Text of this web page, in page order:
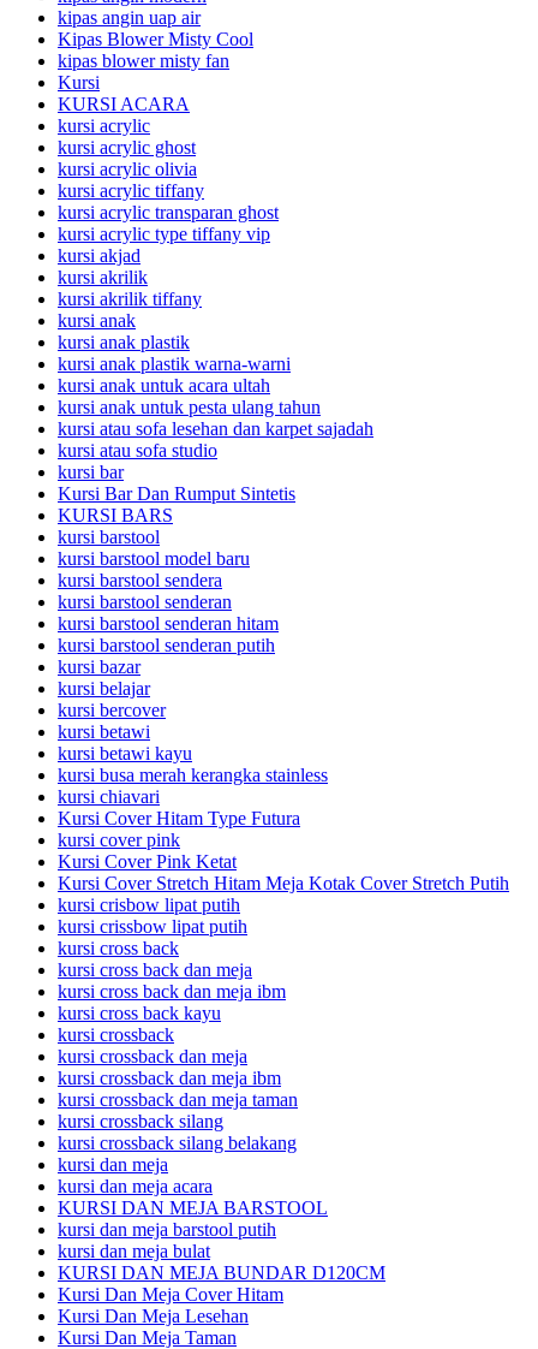
kipas angin uap air
Kipas Blower Misty Cool
kipas blower misty fan
Kursi
KURSI ACARA
kursi acrylic
kursi acrylic ghost
kursi acrylic olivia
kursi acrylic tiffany
kursi acrylic transparan ghost
kursi acrylic type tiffany vip
kursi akjad
kursi akrilik
kursi akrilik tiffany
kursi anak
kursi anak plastik
kursi anak plastik warna-warni
kursi anak untuk acara ultah
kursi anak untuk pesta ulang tahun
kursi atau sofa lesehan dan karpet sajadah
kursi atau sofa studio
kursi bar
Kursi Bar Dan Rumput Sintetis
KURSI BARS
kursi barstool
kursi barstool model baru
kursi barstool sendera
kursi barstool senderan
kursi barstool senderan hitam
kursi barstool senderan putih
kursi bazar
kursi belajar
kursi bercover
kursi betawi
kursi betawi kayu
kursi busa merah kerangka stainless
kursi chiavari
Kursi Cover Hitam Type Futura
kursi cover pink
Kursi Cover Pink Ketat
Kursi Cover Stretch Hitam Meja Kotak Cover Stretch Putih
kursi crisbow lipat putih
kursi crissbow lipat putih
kursi cross back
kursi cross back dan meja
kursi cross back dan meja ibm
kursi cross back kayu
kursi crossback
kursi crossback dan meja
kursi crossback dan meja ibm
kursi crossback dan meja taman
kursi crossback silang
kursi crossback silang belakang
kursi dan meja
kursi dan meja acara
KURSI DAN MEJA BARSTOOL
kursi dan meja barstool putih
kursi dan meja bulat
KURSI DAN MEJA BUNDAR D120CM
Kursi Dan Meja Cover Hitam
Kursi Dan Meja Lesehan
Kursi Dan Meja Taman